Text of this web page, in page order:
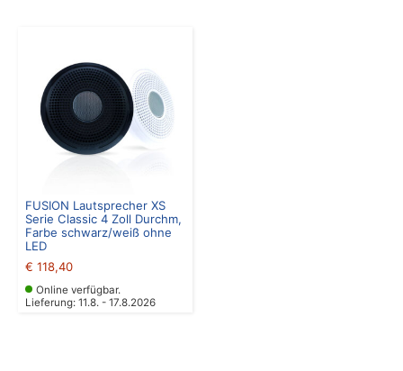
FUSION Lautsprecher XS
Serie Classic 4 Zoll Durchm,
Farbe schwarz/weiß ohne
LED
€ 118,40
Online verfügbar.
Lieferung: 11.8. - 17.8.2026